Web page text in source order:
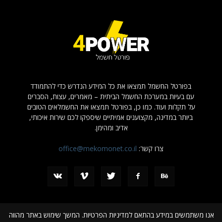
בפורטל החשמל תמצאו את כל המידע הנדרש כדי להתמודד
עם בעיות במערכת החשמל הביתית – מאמרים, עצות, הסברים
על תקלות ועוד. כמו כן, בפורטל תמצאו את החשמלאים הטובים
ביותר במדינה, מקצוענים אמיתיים שיספקו לכם שירות איכותי,
אדיב ומהימן.
צרו קשר: office@mekomonet.co.il
אנו משתמשים במידע בהתאם למדיניות הפרטיות. המשך שימוש באתר מהווה